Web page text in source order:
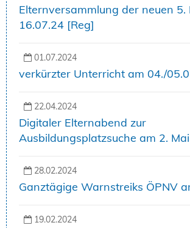
Elternversammlung der neuen 5.
16.07.24 [Reg]
01.07.2024
verkürzter Unterricht am 04./
22.04.2024
Digitaler Elternabend zur
Ausbildungsplatzsuche am 2. Mai
28.02.2024
Ganztägige Warnstreiks ÖPNV
19.02.2024